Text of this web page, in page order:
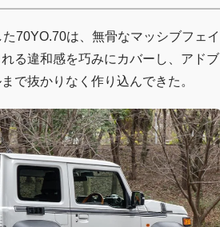
70YO.70は、無骨なマッシブフェイ
る違和感を巧みにカバーし、アドブ
で抜かりなく作り込んできた。